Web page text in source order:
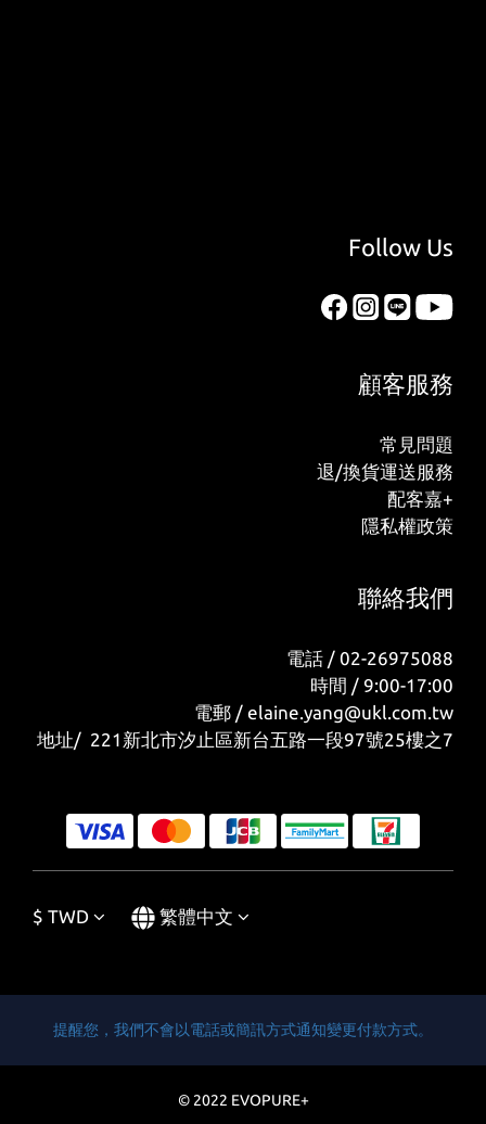
Follow Us
顧客服務
常見問題
退/換貨運送服務
配客嘉+
隱私權政策
聯絡我們
電話 / 02-26975088
時間 / 9:00-17:00
電郵 / elaine.yang@ukl.com.tw
地址/ 221新北市汐止區新台五路一段97號25樓之7
$ TWD 繁體中文
提醒您，我們不會以電話或簡訊方式通知變更付款方式。
© 2022 EVOPURE+